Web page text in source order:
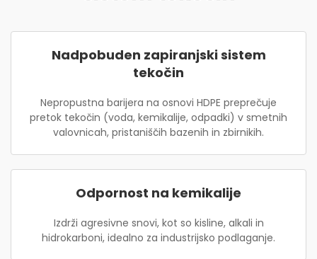
Nadpobuden zapiranjski sistem
tekočin
Nepropustna barijera na osnovi HDPE preprečuje
pretok tekočin (voda, kemikalije, odpadki) v smetnih
valovnicah, pristaniščih bazenih in zbirnikih.
Odpornost na kemikalije
Izdrži agresivne snovi, kot so kisline, alkali in
hidrokarboni, idealno za industrijsko podlaganje.